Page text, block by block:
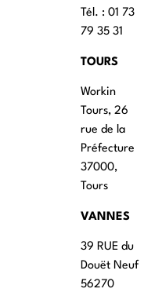
Tél. : 01 73
79 35 31
TOURS
Workin
Tours, 26
rue de la
Préfecture
37000,
Tours
VANNES
39 RUE du
Douët Neuf
56270